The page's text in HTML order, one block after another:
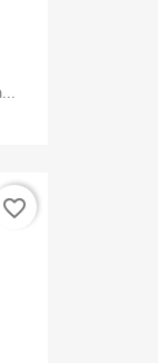
favorite_border